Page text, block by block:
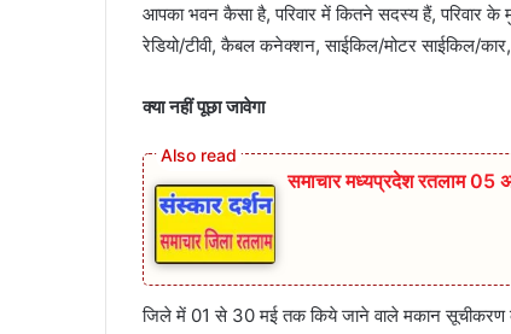
आपका भवन कैसा है, परिवार में कितने सदस्य हैं,
रेडियो/टीवी, कैबल कनेक्शन, साईकिल/मोटर साईकिल/
क्‍या नहीं पूछा जावेगा
समाचार मध्यप्रदेश रतलाम 05
जिले में 01 से 30 मई तक किये जाने वाले मकान सूचीकरण